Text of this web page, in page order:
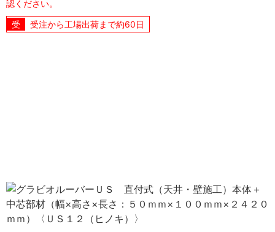
認ください。
受注から工場出荷まで約60日